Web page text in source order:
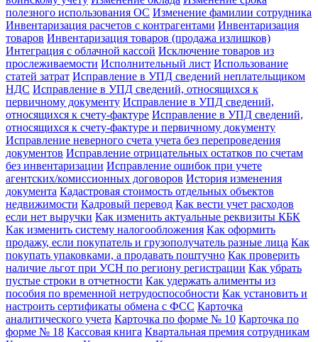
полезного использования ОС Изменение фамилии сотрудника
Инвентаризация расчетов с контрагентами Инвентаризация
товаров Инвентаризация товаров (продажа излишков)
Интеграция с облачной кассой Исключение товаров из
прослеживаемости Исполнительный лист Использование
статей затрат Исправление в УПД сведений неплательщиком
НДС Исправление в УПД сведений, относящихся к
первичному документу Исправление в УПД сведений,
относящихся к счету-фактуре Исправление в УПД сведений,
относящихся к счету-фактуре и первичному документу
Исправление неверного счета учета без перепроведения
документов Исправление отрицательных остатков по счетам
без инвентаризации Исправление ошибок при учете
агентских/комиссионных договоров История изменения
документа Кадастровая стоимость отдельных объектов
недвижимости Кадровый перевод Как вести учет расходов
если нет выручки Как изменить актуальные реквизиты КБК
Как изменить систему налогообложения Как оформить
продажу, если покупатель и грузополучатель разные лица Как
покупать упаковками, а продавать поштучно Как проверить
наличие льгот при УСН по региону регистрации Как убрать
пустые строки в отчетности Как удержать алименты из
пособия по временной нетрудоспособности Как установить и
настроить сертификаты обмена с ФСС Карточка
аналитического учета Карточка по форме № 10 Карточка по
форме № 18 Кассовая книга Квартальная премия сотрудникам